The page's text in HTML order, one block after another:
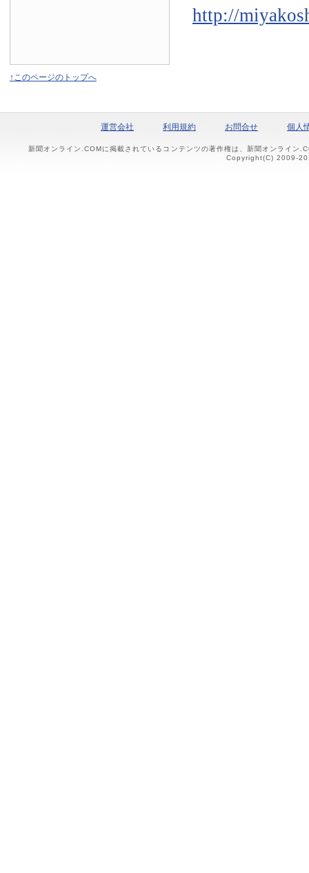
http://
↑このページのトップへ
運営会社 利用規約 お問合せ 個人
新聞オンライン.COMに掲載されているコンテンツの著作権は、新聞オンライン
Copyright(C) 2009-